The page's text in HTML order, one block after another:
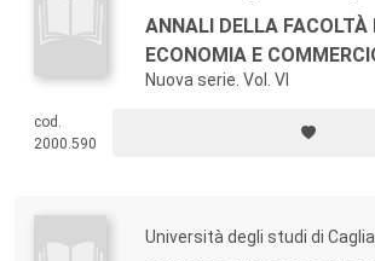
ANNALI DELLA FACOLTÀ
ECONOMIA E
Nuova serie. Vol. VI
cod.
2000.590
Università degli studi di